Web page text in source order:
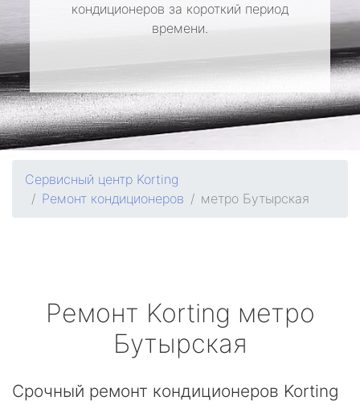
кондиционеров за короткий период
времени.
Сервисный центр Korting
Ремонт кондиционеров
метро Бутырская
Ремонт Korting метро
Бутырская
Срочный ремонт кондиционеров Korting